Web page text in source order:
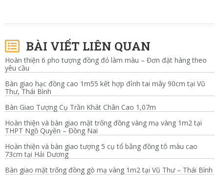
BÀI VIẾT LIÊN QUAN
Hoàn thiện 6 pho tượng đồng đỏ làm màu – Đơn đặt hàng theo
yêu cầu
Bàn giao hạc đồng cao 1m55 kết hợp đỉnh tai mây 90cm tại Vũ
Thư, Thái Bình
Bàn Giao Tượng Cụ Trần Khát Chân Cao 1,07m
Hoàn thiện và bàn giao mặt trống đồng vàng mạ vàng 1m2 tại
THPT Ngồ Quyền – Đồng Nai
Hoàn thiện và bàn giao tượng 5 cụ tổ bằng đồng tô màu cao
73cm tại Hải Dương
Bàn giao mặt trống đồng gò mạ vàng 1m2 tại Vũ Thư – Thái Bình